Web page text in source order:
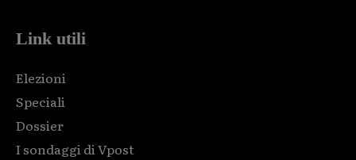
Link utili
Elezioni
Speciali
Dossier
I sondaggi di Vpost